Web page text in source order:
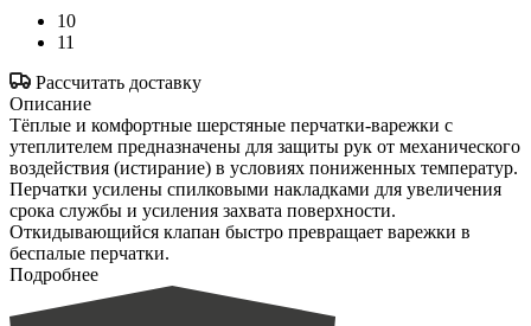
10
11
Рассчитать доставку
Описание
Тёплые и комфортные шерстяные перчатки-варежки с
утеплителем предназначены для защиты рук от механического
воздействия (истирание) в условиях пониженных температур.
Перчатки усилены спилковыми накладками для увеличения
срока службы и усиления захвата поверхности.
Откидывающийся клапан быстро превращает варежки в
беспалые перчатки.
Подробнее